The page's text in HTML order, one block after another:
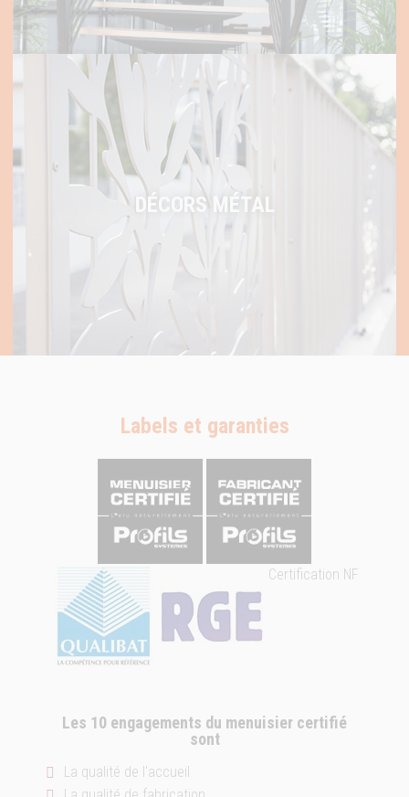
DÉCORS MÉTAL
Labels et garanties
Certification NF
Les 10 engagements du menuisier certifié
sont
La qualité de l'accueil